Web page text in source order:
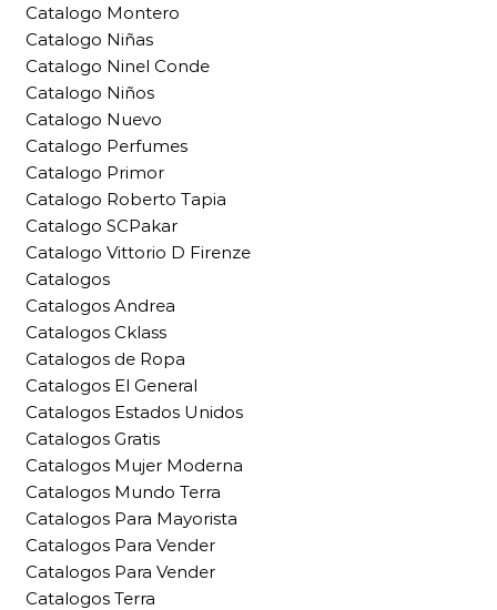
Catalogo Montero
Catalogo Niñas
Catalogo Ninel Conde
Catalogo Niños
Catalogo Nuevo
Catalogo Perfumes
Catalogo Primor
Catalogo Roberto Tapia
Catalogo SCPakar
Catalogo Vittorio D Firenze
Catalogos
Catalogos Andrea
Catalogos Cklass
Catalogos de Ropa
Catalogos El General
Catalogos Estados Unidos
Catalogos Gratis
Catalogos Mujer Moderna
Catalogos Mundo Terra
Catalogos Para Mayorista
Catalogos Para Vender
Catalogos Para Vender
Catalogos Terra